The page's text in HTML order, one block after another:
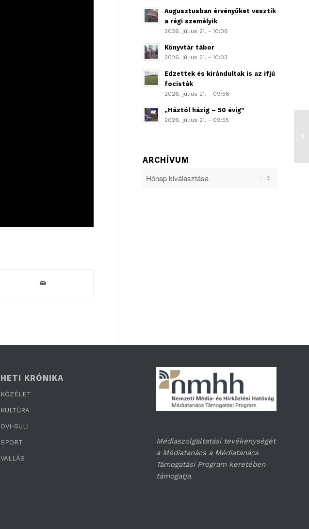
Augusztusban érvényüket vesztik
a régi személyik
2026. július 21. - 10:06
Könyvtár tábor
2026. július 21. - 10:03
Edzettek és kirándultak is az ifjú
focisták
2026. július 21. - 09:58
„Háztól házig – 50 évig”
2026. július 21. - 09:55
ARCHÍVUM
HETI KRÓNIKA
KÖZÉLET
KULTÚRA
OVI-SULI
SPORT
VALLÁS
Médiaszolgáltatási tevékenységét
a Médiatanács a Médiatanács
Támogatási Program keretében
támogatja.